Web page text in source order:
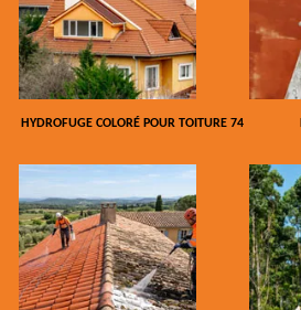
HYDROFUGE COLORÉ POUR TOITURE 74